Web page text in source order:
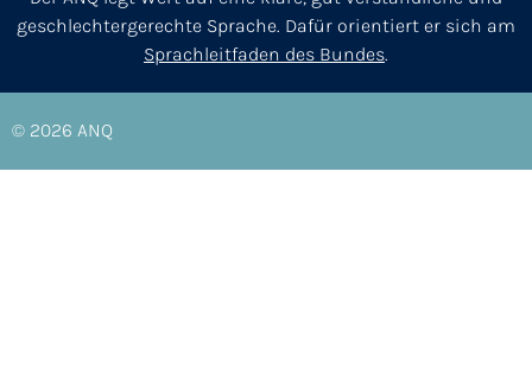
geschlechtergerechte Sprache. Dafür orientiert er sich am
Sprachleitfaden des Bundes.
© 2026 ANQ